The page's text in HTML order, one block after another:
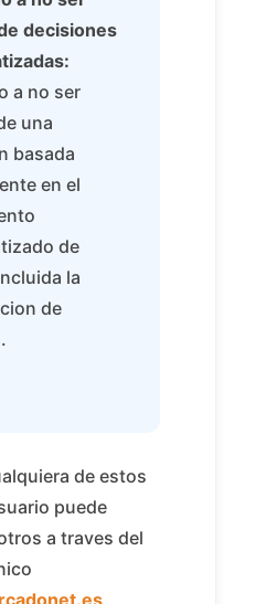
decisiones
a no ser
una
basada
en el
de
la
de
de estos
puede
a traves del